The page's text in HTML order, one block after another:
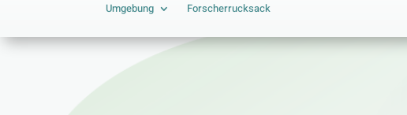
Umgebung Forscherrucksack